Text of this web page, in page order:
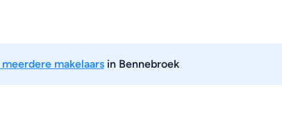
makelaarsin Bennebroek